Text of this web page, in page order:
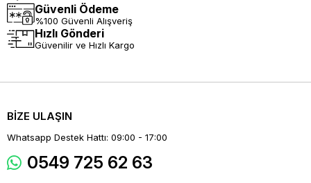
Güvenli Ödeme
%100 Güvenli Alışveriş
Hızlı Gönderi
Güvenilir ve Hızlı Kargo
BİZE ULAŞIN
Whatsapp Destek Hattı: 09:00 - 17:00
0549 725 62 63